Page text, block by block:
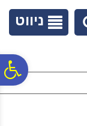
ניווט